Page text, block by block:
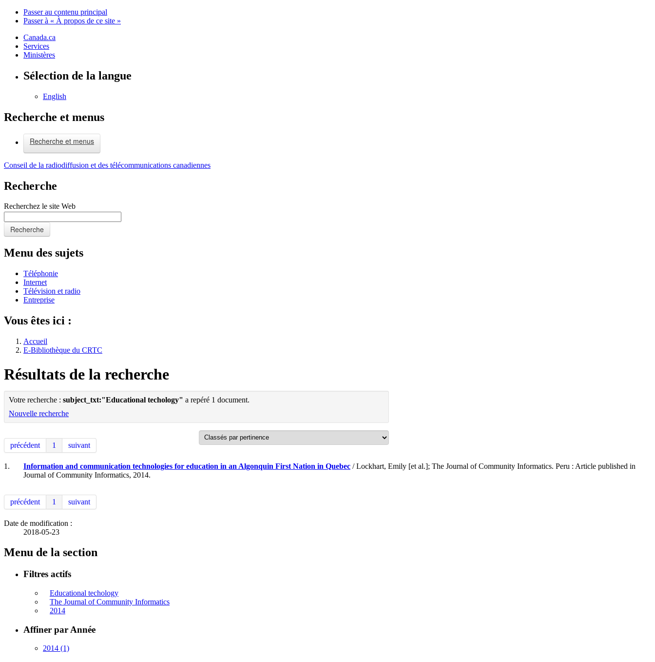
Passer au contenu principal
Passer à « À propos de ce site »
Canada.ca
Services
Ministères
Sélection de la langue
English
Recherche et menus
Recherche et menus
Conseil de la radiodiffusion et des télécommunications canadiennes
Recherche
Recherchez le site Web
Recherche
Menu des sujets
Téléphonie
Internet
Télévision et radio
Entreprise
Vous êtes ici :
Accueil
E-Bibliothèque du CRTC
Résultats de la recherche
Votre recherche : subject_txt:"Educational techology" a repéré 1 document.
Nouvelle recherche
précédent 1 suivant
1. Information and communication technologies for education in an Algonquin First Nation in Quebec / Lockhart, Emily [et al.]; The Journal of Community Informatics. Peru : Article published in
Journal of Community Informatics, 2014.
précédent 1 suivant
Date de modification :
2018-05-23
Menu de la section
Filtres actifs
Educational techology
The Journal of Community Informatics
2014
Affiner par Année
2014 (1)